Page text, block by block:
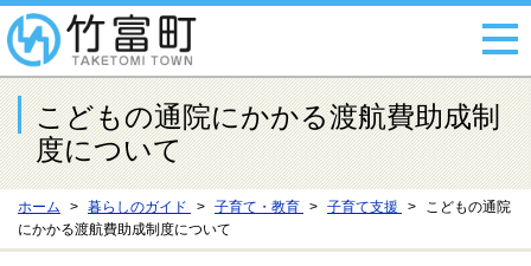
こどもの通院にかかる渡航費助成制
度について
ホーム 暮らしのガイド 子育て・教育 子育て支援
こどもの通院
にかかる渡航費助成制度について